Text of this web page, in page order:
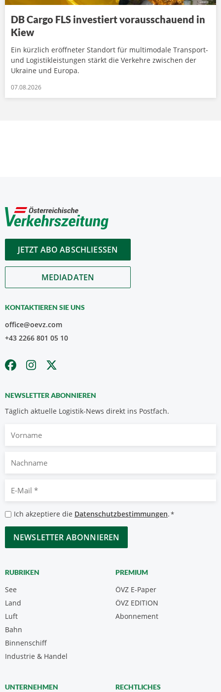
DB Cargo FLS investiert vorausschauend in
Kiew
Ein kürzlich eröffneter Standort für multimodale Transport-
und Logistikleistungen stärkt die Verkehre zwischen der
Ukraine und Europa.
07.08.2026
JETZT ABO ABSCHLIESSEN
MEDIADATEN
KONTAKTIEREN SIE UNS
office@oevz.com
+43 2266 801 05 10
NEWSLETTER ABONNIEREN
Täglich aktuelle Logistik-News direkt ins Postfach.
Nachname
Mail
Datenschutzbestimmungen
*
Ich akzeptiere die Datenschutzbestimmungen.*
CAPTCHA
RUBRIKEN
See
Land
Luft
Bahn
Binnenschiff
Industrie & Handel
PREMIUM
ÖVZ E-Paper
Abonnement
ÖVZ EDITION
UNTERNEHMEN RECHTLICHES